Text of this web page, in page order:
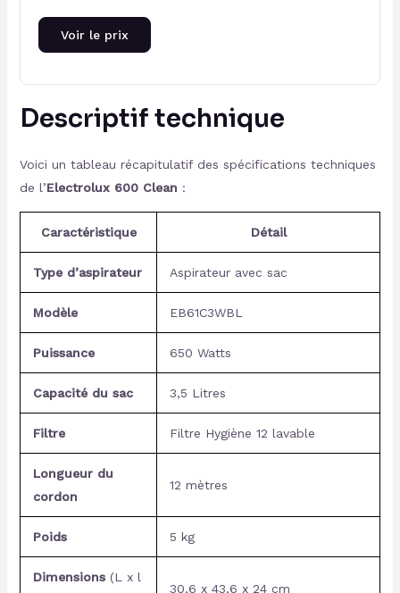
Voir le prix
Descriptif technique
Voici un tableau récapitulatif des spécifications techniques
de l’Electrolux 600 Clean :
Caractéristique Détail
Type d’aspirateur Aspirateur avec sac
Modèle EB61C3WBL
Puissance 650 Watts
Capacité du sac 3,5 Litres
Filtre Filtre Hygiène 12 lavable
Longueur du
cordon
12 mètres
Poids 5 kg
Dimensions (L x l
30,6 x 43,6 x 24 cm